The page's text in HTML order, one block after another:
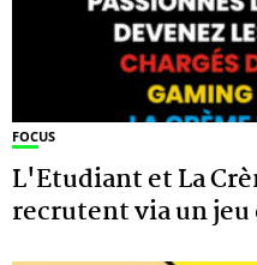
FOCUS
L'Etudiant et La
recrutent via un